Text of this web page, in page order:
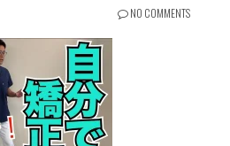
NO COMMENTS